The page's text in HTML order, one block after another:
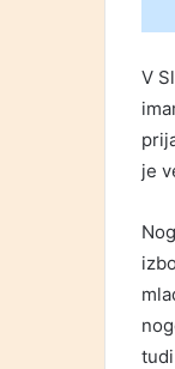
V
je